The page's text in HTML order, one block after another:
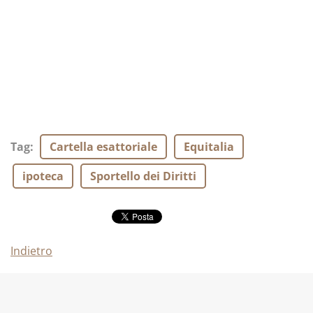
Tag: Cartella esattoriale
Equitalia
ipoteca
Sportello dei Diritti
Indietro